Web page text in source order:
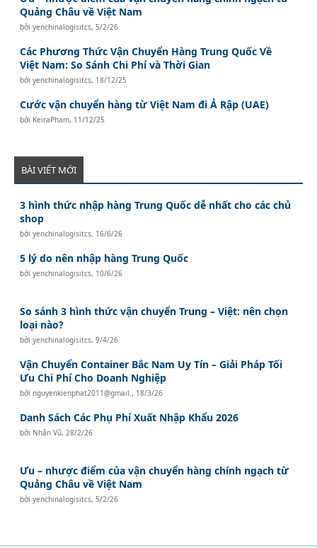
Quảng Châu về Việt Nam
bởiyenchinalogisitcs, 5/2/26
Các Phương Thức Vận Chuyển Hàng Trung Quốc Về
Việt Nam: So Sánh Chi Phí và Thời Gian
bởiyenchinalogisitcs, 18/12/25
Cước vận chuyển hàng từ Việt Nam đi Ả Rập (UAE)
bởi KeiraPham, 11/12/25
BÀI VIẾT MỚI
3 hình thức nhập hàng Trung Quốc dễ nhất cho các chủ
shop
bởiyenchinalogisitcs, 16/6/26
5 lý do nên nhập hàng Trung Quốc
bởiyenchinalogisitcs, 10/6/26
So sánh 3 hình thức vận chuyển Trung – Việt: nên chọn
loại nào?
bởiyenchinalogisitcs,9/4/26
Vận Chuyển Container Bắc Nam Uy Tín – Giải Pháp Tối
Ưu Chi Phí Cho Doanh Nghiệp
bởinguyenkienphat2011@gmail. , 18/3/26
Danh Sách Các Phụ Phí Xuất Nhập Khẩu 2026
bởi Nhân Vũ, 28/2/26
Ưu – nhược điểm của vận chuyển hàng chính ngạch từ
Quảng Châu về Việt Nam
bởiyenchinalogisitcs, 5/2/26